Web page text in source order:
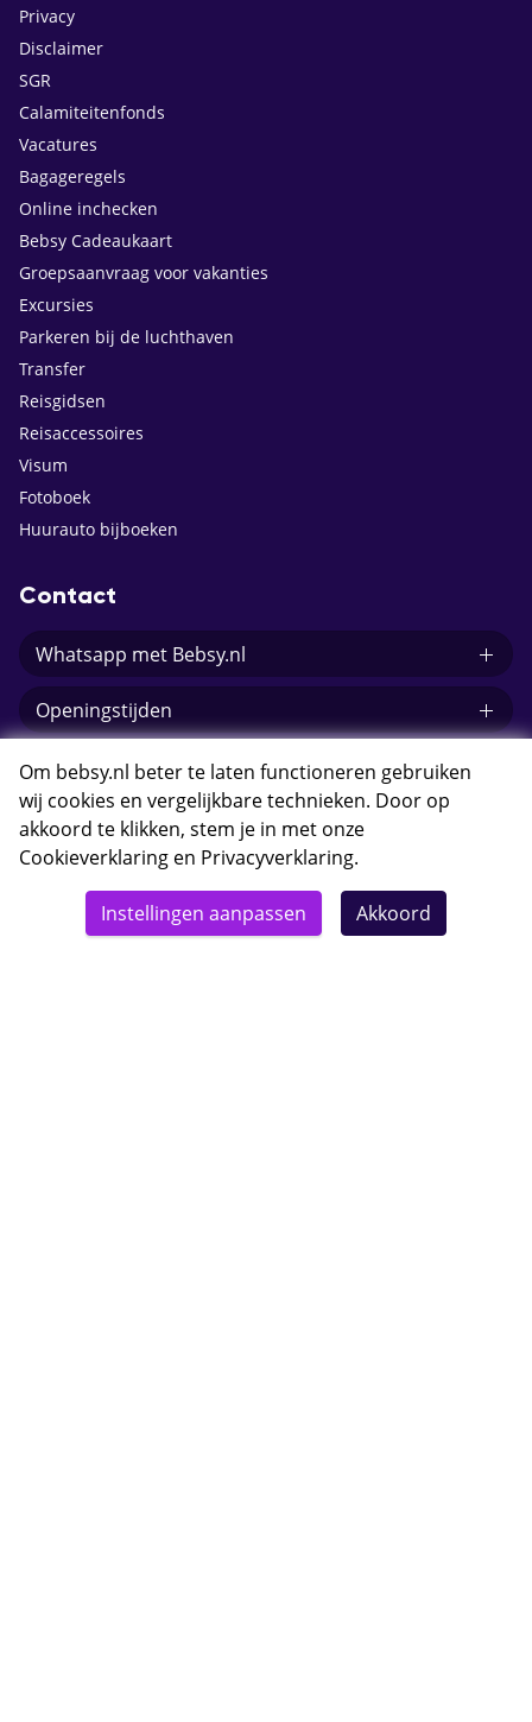
Privacy
Disclaimer
SGR
Calamiteitenfonds
Vacatures
Bagageregels
Online inchecken
Bebsy Cadeaukaart
Groepsaanvraag voor vakanties
Excursies
Parkeren bij de luchthaven
Transfer
Reisgidsen
Reisaccessoires
Visum
Fotoboek
Huurauto bijboeken
Contact
Whatsapp met Bebsy.nl
Openingstijden
E-mail Bebsy.nl
© 2026 Bebsy.nl
Om bebsy.nl beter te laten functioneren gebruiken
wij cookies en vergelijkbare technieken. Door op
akkoord te klikken, stem je in met onze
Cookieverklaring en Privacyverklaring.
Instellingen aanpassen Akkoord